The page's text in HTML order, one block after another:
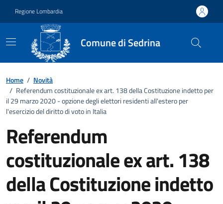
Regione Lombardia
Comune di Sedrina
Home / Novità
/ Referendum costituzionale ex art. 138 della Costituzione indetto per
il 29 marzo 2020 - opzione degli elettori residenti all'estero per
l'esercizio del diritto di voto in Italia
Referendum
costituzionale ex art. 138
della Costituzione indetto